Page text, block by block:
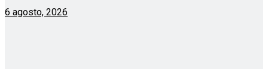
6 agosto, 2026